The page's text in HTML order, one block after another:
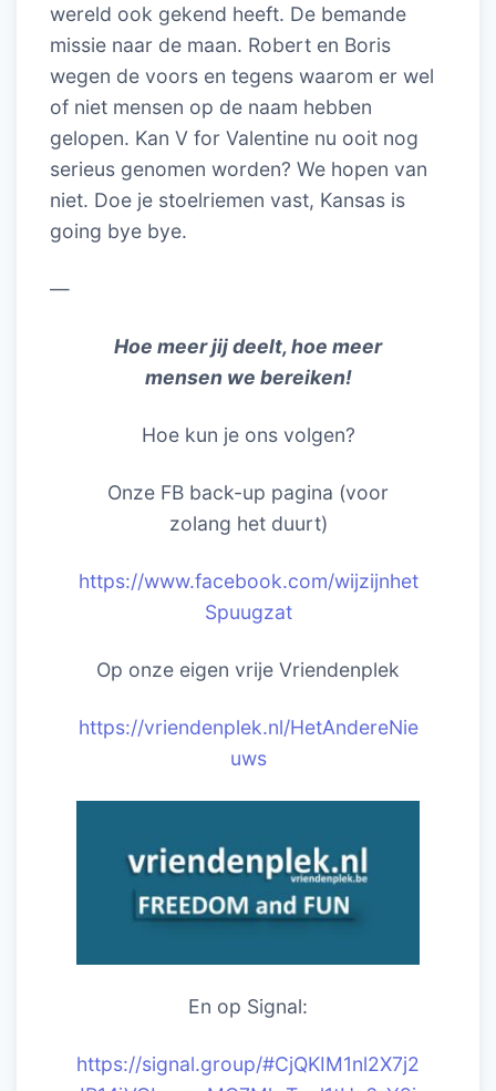
wereld ook gekend heeft. De bemande
missie naar de maan. Robert en Boris
wegen de voors en tegens waarom er wel
of niet mensen op de naam hebben
gelopen. Kan V for Valentine nu ooit nog
serieus genomen worden? We hopen van
niet. Doe je stoelriemen vast, Kansas is
going bye bye.
—
Hoe meer jij deelt, hoe meer
mensen we bereiken!
Hoe kun je ons volgen?
Onze FB back-up pagina (voor
zolang het duurt)
https://www.facebook.com/wijzijnhet
Spuugzat
Op onze eigen vrije Vriendenplek
https://vriendenplek.nl/HetAndereNie
uws
En op Signal:
https://signal.group/#CjQKIM1nl2X7j2